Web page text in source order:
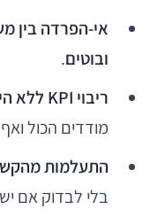
ובוטים.
ריבוי KPI ללא היררכיה ברורה
מודדים הכול
התעלמות